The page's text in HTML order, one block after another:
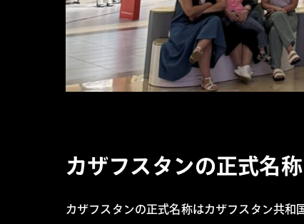
カザフスタンの正式名
カザフスタンの正式名称はカザフスタン共